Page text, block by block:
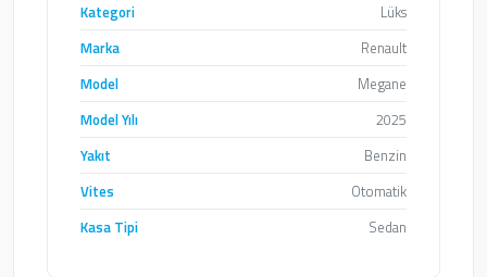
Kategori
Lüks
Marka
Renault
Model
Megane
Model Yılı
2025
Yakıt
Benzin
Vites
Otomatik
Kasa Tipi
Sedan